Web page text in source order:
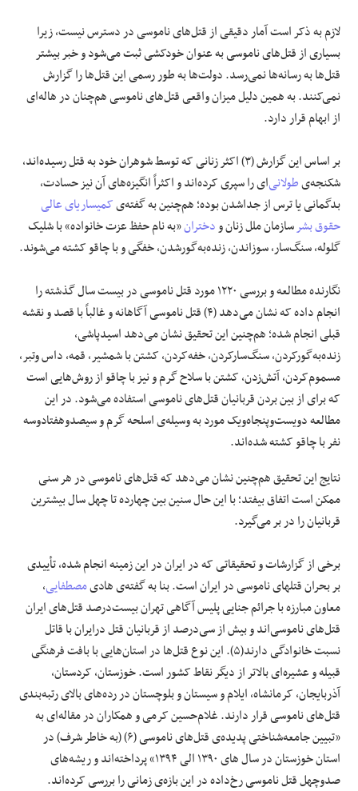
لازم به ذکر است آمار دقیقی از قتل‌های ناموسی در دسترس نیست، زیرا
بسیاری از قتل‌های ناموسی به عنوان خودکشی ثبت می‌شود و خبر بیشتر
قتل‌ها به رسانه‌ها نمی‌رسد. دولت‌ها به طور رسمی این قتل‌ها را گزارش
نمی‌کنند. به همین دلیل میزان واقعی قتل‌های ناموسی هم‌چنان در هاله‌ای
از ابهام قرار دارد.
بر اساس این گزارش (۳) اکثر زنانی که توسط شوهران خود به قتل رسیده‌اند،
شکنجه‌یطولانی‌ای را سپری کرده‌اند و اکثراً انگیزه‌های آن نیز حسادت،
بدگمانی یا ترس از جداشدن بوده؛ هم‌چنین به گفته‌یکمیساریای عالی
حقوق بشرسازمان ملل زنان ودختران«به نام حفظ عزت خانواده» با شلیک
گلوله، سنگ‌سار، سوزاندن، زنده‌به‌گور‌شدن، خفگی و با چاقو کشته می‌شوند.
نگارنده مطالعه و بررسی ۱۲۲۰ مورد قتل ناموسی در بیست سال گذشته را
انجام داده‌ که نشان می‌دهد (۴) قتل ناموسی آگاهانه و غالباً با قصد و نقشه
قبلی انجام شده؛ هم‌چنین این تحقیق نشان می‌دهد اسیدپاشی،
زنده‌به‌گورکردن، سنگ‌سارکردن، خفه‌کردن، کشتن با شمشیر، قمه، داس وتبر،
مسموم‌کردن، آتش‌زدن، کشتن با سلاح گرم و نیز با چاقو از روش‌هایی است
که برای از بین بردن قربانیان قتل‌های ناموسی استفاده می‌شود. در این
مطالعه دویست‌وپنجاه‌ویک مورد به وسیله‌ی اسلحه گرم و سیصدوهفتادوسه
نفر با چاقو کشته شده‌اند.
نتایج این تحقیق هم‌چنین نشان می‌دهد که قتل‌های ناموسی در هر سنی
ممکن است اتفاق بیفتد؛ با این حال سنین بین چهارده تا چهل سال بیشترین
قربانیان را در بر می‌گیرد.
برخی از گزارشات و تحقیقاتی که در ایران در این زمینه انجام شده، تأییدی
بر بحران قتل‎های ناموسی در ایران است. بنا به گفته‌ی هادی
مصطفایی،
معاون مبارزه با جرائم جنایی پلیس آگاهی تهران بیست‌درصد قتل‌های ایران
قتل‌های ناموسی‌اند و بیش از سی‌درصد از قربانیان قتل درایران با قاتل
نسبت خانوادگی دارند(۵). این نوع قتل‌ها در استان‌هایی با بافت فرهنگی
قبیله و عشیره‌ای بالاتر از دیگر نقاط کشور است. خوزستان، کردستان،
آذربایجان، کرمانشاه، ایلام و سیستان و بلوچستان در رده‌های بالای رتبه‌بندی
قتل‌های ناموسی قرار دارند. غلام‌حسین کرمی و همکاران در مقاله‌ای به
«تبیین جامعه‌شناختی پدیده‌ی قتل‌های ناموسی (۶) (به خاطر شرف) در
‏استان خوزستان در سال های ۱۳۹۰ الی ۱۳۹۴» پرداخته‌اند و ریشه‌های
صدوچهل قتل ناموسی رخ‌داده در این بازه‌ی زمانی ‏را بررسی کرده‌اند.